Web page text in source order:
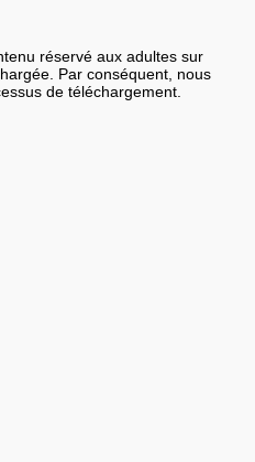
réservé aux adultes sur
Par conséquent, nous
de téléchargement.